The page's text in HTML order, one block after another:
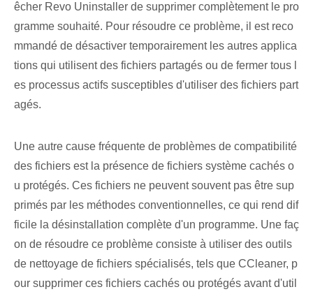
êcher Revo Uninstaller de supprimer complètement le pro
gramme souhaité. Pour résoudre ce problème, il est reco
mmandé de désactiver temporairement les autres applica
tions qui utilisent des fichiers partagés ou de fermer tous l
es processus actifs susceptibles d'utiliser des fichiers part
agés.
Une autre cause fréquente de problèmes de compatibilité
des fichiers est la présence de fichiers système cachés o
u protégés. Ces fichiers ne peuvent souvent pas être sup
primés par les méthodes conventionnelles, ce qui rend dif
ficile la désinstallation complète d'un programme. Une faç
on de résoudre ce problème consiste à utiliser des outils
de nettoyage de fichiers spécialisés, tels que CCleaner, p
our supprimer ces fichiers cachés ou protégés avant d'util